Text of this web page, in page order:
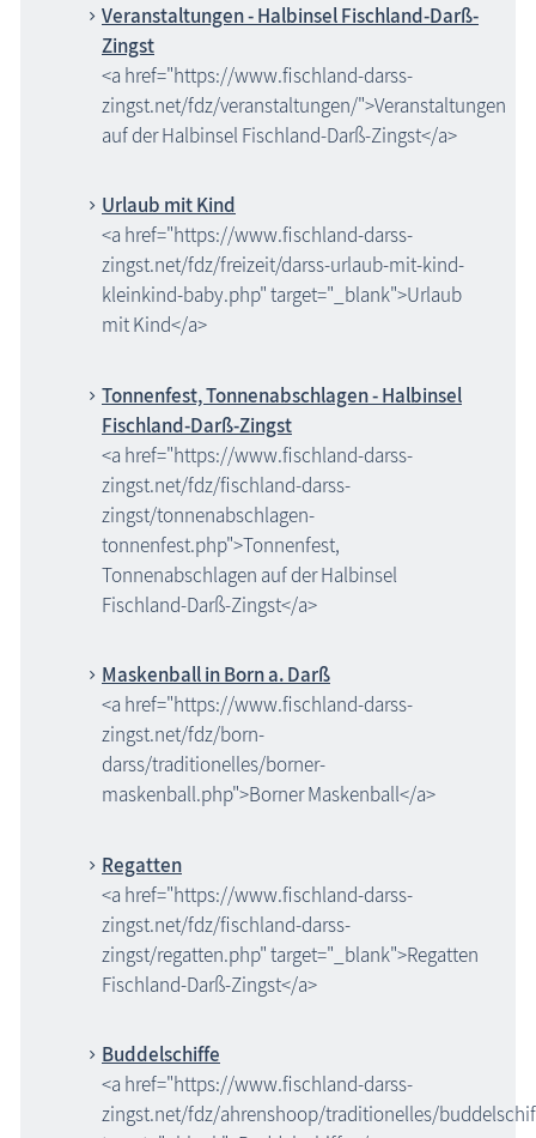
Veranstaltungen - Halbinsel Fischland-Darß-
Zingst
<a href="https://www.fischland-darss-
zingst.net/fdz/veranstaltungen/">Veranstaltungen
auf der Halbinsel Fischland-Darß-Zingst</a>
Urlaub mit Kind
<a href="https://www.fischland-darss-
zingst.net/fdz/freizeit/darss-urlaub-mit-kind-
kleinkind-baby.php" target="_blank">Urlaub
mit Kind</a>
Tonnenfest, Tonnenabschlagen - Halbinsel
Fischland-Darß-Zingst
<a href="https://www.fischland-darss-
zingst.net/fdz/fischland-darss-
zingst/tonnenabschlagen-
tonnenfest.php">Tonnenfest,
Tonnenabschlagen auf der Halbinsel
Fischland-Darß-Zingst</a>
Maskenball in Born a. Darß
<a href="https://www.fischland-darss-
zingst.net/fdz/born-
darss/traditionelles/borner-
maskenball.php">Borner Maskenball</a>
Regatten
<a href="https://www.fischland-darss-
zingst.net/fdz/fischland-darss-
zingst/regatten.php" target="_blank">Regatten
Fischland-Darß-Zingst</a>
Buddelschiffe
<a href="https://www.fischland-darss-
zingst.net/fdz/ahrenshoop/traditionelles/